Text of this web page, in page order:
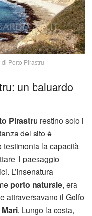
Porto Pirastru
un baluardo
Pirastru restino solo i
del sito è
testimonia la capacità
il paesaggio
L’insenatura
porto naturale, era
attraversavano il Golfo
Mari. Lungo la costa,